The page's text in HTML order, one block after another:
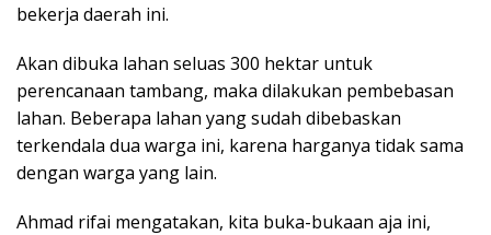
bekerja daerah ini.
Akan dibuka lahan seluas 300 hektar untuk
perencanaan tambang, maka dilakukan pembebasan
lahan. Beberapa lahan yang sudah dibebaskan
terkendala dua warga ini, karena harganya tidak sama
dengan warga yang lain.
Ahmad rifai mengatakan, kita buka-bukaan aja ini,